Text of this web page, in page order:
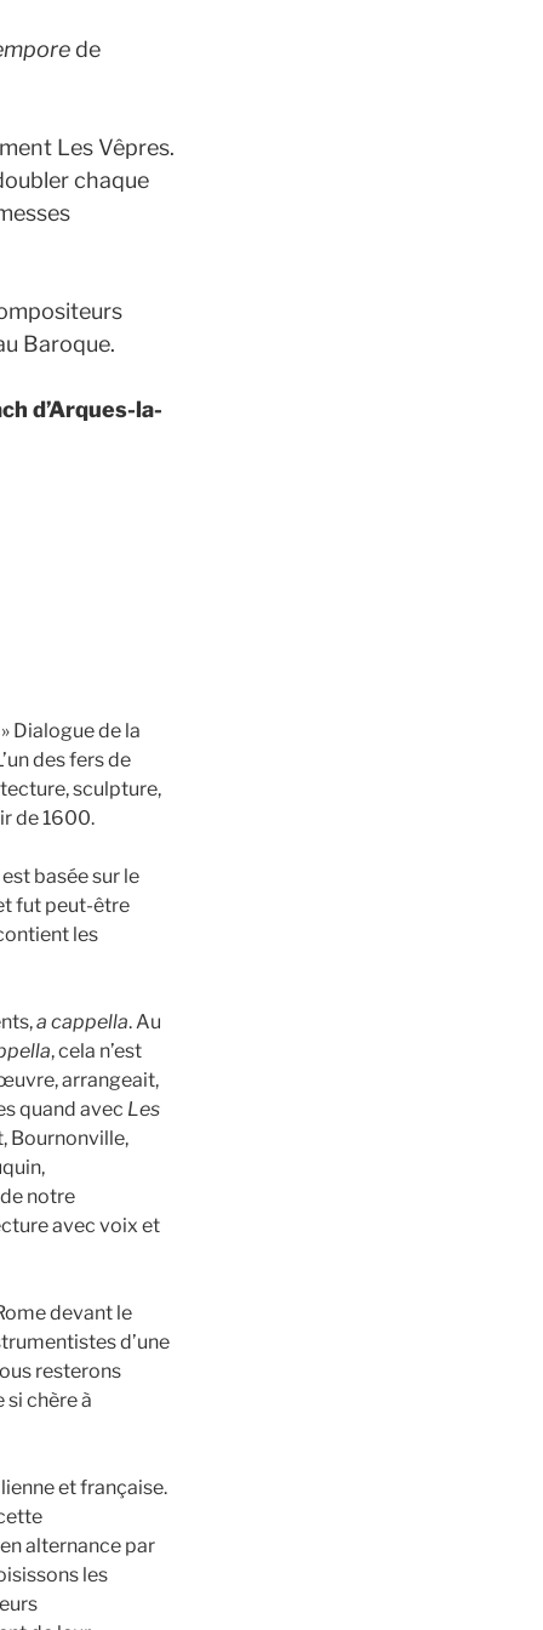
de
Les Vêpres.
chaque
Baroque.
d’Arques-la-
Dialogue de la
des fers de
sculpture,
de 1600.
basée sur le
fut peut-être
les
a cappella. Au
, cela n’est
arrangeait,
quand avec Les
Bournonville,
notre
avec voix et
devant le
d’une
resterons
chère à
et française.
alternance par
les